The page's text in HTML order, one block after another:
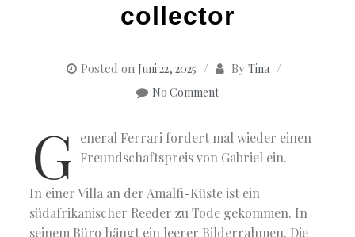
collector
Posted on Juni 22, 2025 By Tina
No Comment
G eneral Ferrari fordert mal wieder einen
Freundschaftspreis von Gabriel ein.
In einer Villa an der Amalfi-Küste ist ein
südafrikanischer Reeder zu Tode gekommen. In
seinem Büro hängt ein leerer Bilderrahmen. Die